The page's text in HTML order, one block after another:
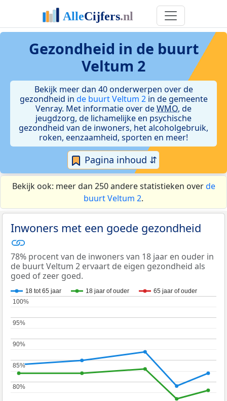
Gezondheid in de buurt
Veltum 2
Bekijk meer dan 40 onderwerpen over de
gezondheid in de buurt Veltum 2in de gemeente
Venray. Met informatie over deWMO, de
jeugdzorg, de lichamelijke en psychische
gezondheid van de inwoners, het alcoholgebruik,
roken, eenzaamheid, sporten en meer!
Pagina inhoud ⇵
Bekijk ook: meer dan 250 andere statistieken overde
buurt Veltum 2.
Inwoners met een goede gezondheid
78% procent van de inwoners van 18 jaar en ouder in
de buurt Veltum 2 ervaart de eigen gezondheid als
goed of zeer goed.
18 tot 65 jaar 18 jaar of ouder 65 jaar of ouder
80%
80%
85%
85%
90%
90%
95%
95%
100%
100%